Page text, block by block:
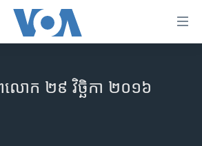
ោក ២៩ វិច្ឆិកា ២០១៦